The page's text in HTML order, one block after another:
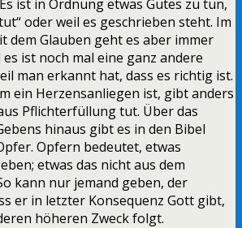
ist in Ordnung etwas Gutes zu tun,
oder weil es geschrieben steht. Im
dem Glauben geht es aber immer
ist noch mal eine ganz andere
man erkannt hat, dass es richtig ist.
ein Herzensanliegen ist, gibt anders
Pflichterfüllung tut. Über das
hinaus gibt es in den Bibel
Opfern bedeutet, etwas
etwas das nicht aus dem
kann nur jemand geben, der
er in letzter Konsequenz Gott gibt,
höheren Zweck folgt.